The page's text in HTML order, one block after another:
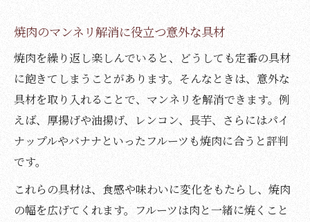
焼肉のマンネリ解消に役立つ意外な具材
焼肉を繰り返し楽しんでいると、どうしても定番の具材
に飽きてしまうことがあります。そんなときは、意外な
具材を取り入れることで、マンネリを解消できます。例
えば、厚揚げや油揚げ、レンコン、長芋、さらにはパイ
ナップルやバナナといったフルーツも焼肉に合うと評判
です。
これらの具材は、食感や味わいに変化をもたらし、焼肉
の幅を広げてくれます。フルーツは肉と一緒に焼くこと